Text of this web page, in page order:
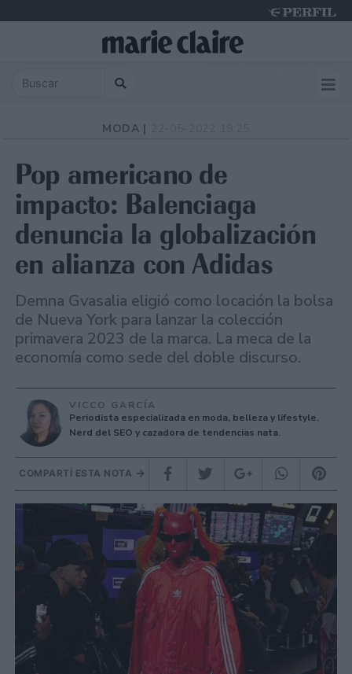
MODA |
Pop americano de
impacto: Balenciaga
denuncia la globalización
en alianza con Adidas
Demna Gvasalia eligió como locación la bolsa
de Nueva York para lanzar la colección
primavera 2023 de la marca. La meca de la
economía como sede del doble discurso.
VICCO GARCÍA
Periodista especializada en moda, belleza y lifestyle.
Nerd del SEO y cazadora de tendencias nata.
COMPARTÍ ESTA NOTA